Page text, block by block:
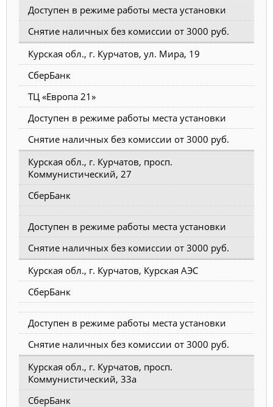
Доступен в режиме работы места установки
Снятие наличных без комиссии от 3000 руб.
Курская обл., г. Курчатов, ул. Мира, 19
СберБанк
ТЦ «Европа 21»
Доступен в режиме работы места установки
Снятие наличных без комиссии от 3000 руб.
Курская обл., г. Курчатов, просп.
Коммунистический, 27
СберБанк
Доступен в режиме работы места установки
Снятие наличных без комиссии от 3000 руб.
Курская обл., г. Курчатов, Курская АЭС
СберБанк
Доступен в режиме работы места установки
Снятие наличных без комиссии от 3000 руб.
Курская обл., г. Курчатов, просп.
Коммунистический, 33а
СберБанк